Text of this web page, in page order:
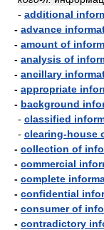
- additional
- advance
- amount of
- analysis of
- ancillary
- appropriate
- background
- classified
- clearing-house
- collection of
- commercial
- complete
- confidential
- consumer of
- contradictory